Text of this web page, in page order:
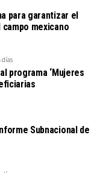
para garantizar el
mexicano
días
programa ‘Mujeres
Subnacional de